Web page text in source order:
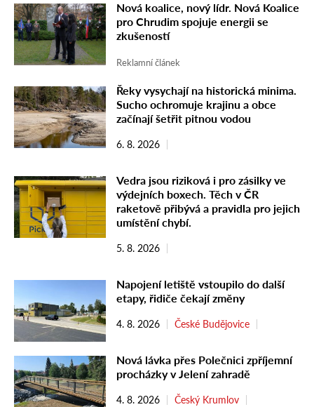
Nová koalice, nový lídr. Nová Koalice
pro Chrudim spojuje energii se
zkušeností
Reklamní článek
Řeky vysychají na historická minima.
Sucho ochromuje krajinu a obce
začínají šetřit pitnou vodou
6. 8. 2026
Vedra jsou riziková i pro zásilky ve
výdejních boxech. Těch v ČR
raketově přibývá a pravidla pro jejich
umístění chybí.
5. 8. 2026
Napojení letiště vstoupilo do další
etapy, řidiče čekají změny
4. 8. 2026 České Budějovice
Nová lávka přes Polečnici zpříjemní
procházky v Jelení zahradě
4. 8. 2026 Český Krumlov